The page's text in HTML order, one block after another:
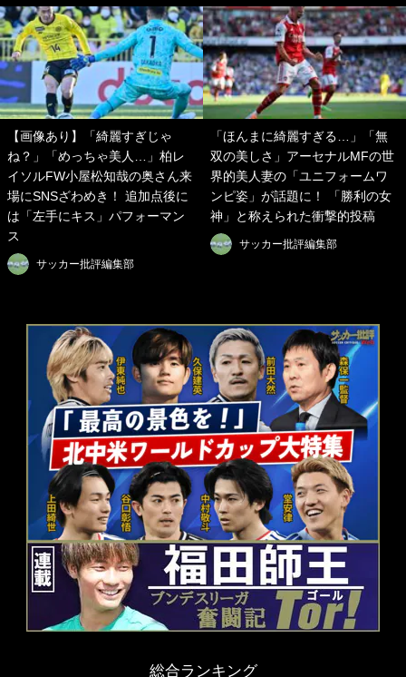
【画像あり】「綺麗すぎじゃ
ね？」「めっちゃ美人…」柏レ
イソルFW小屋松知哉の奥さん来
場にSNSざわめき！ 追加点後に
は「左手にキス」パフォーマン
ス
サッカー批評編集部
「ほんまに綺麗すぎる…」「無
双の美しさ」アーセナルMFの世
界的美人妻の「ユニフォームワ
ンピ姿」が話題に！ 「勝利の女
神」と称えられた衝撃的投稿
サッカー批評編集部
総合ランキング